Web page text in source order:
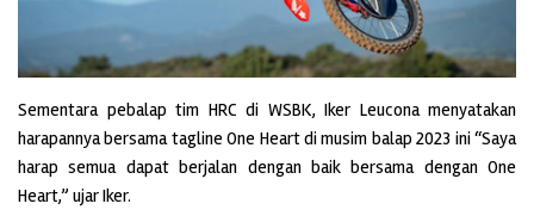
Sementara pebalap tim HRC di WSBK, Iker Leucona menyatakan
harapannya bersama tagline One Heart di musim balap 2023 ini “Saya
harap semua dapat berjalan dengan baik bersama dengan One
Heart,” ujar Iker.